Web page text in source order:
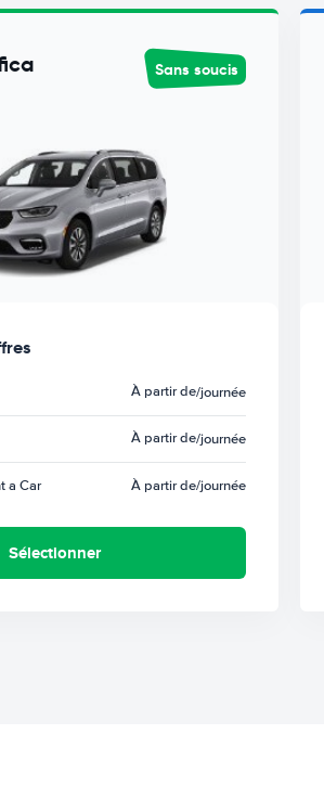
Sans soucis
À partir de/journée
À partir de/journée
a Car À partir de/journée
Sélectionner